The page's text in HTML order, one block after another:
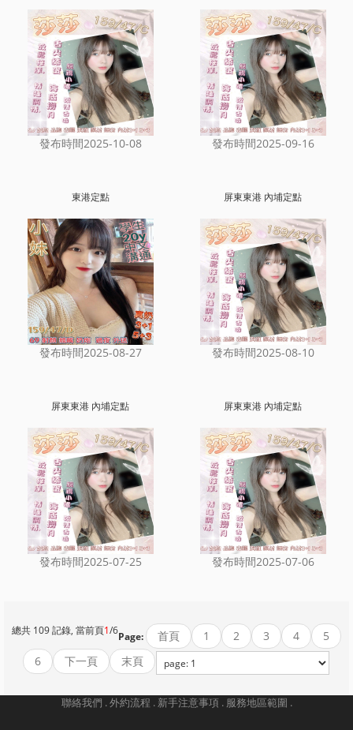
發布時間2025-10-08 發布時間2025-09-16
東港定點
發布時間2025-08-27
屏東東港 內埔定點
發布時間2025-08-10
屏東東港 內埔定點
發布時間2025-07-25
屏東東港 內埔定點
發布時間2025-07-06
Page:
總共 109 記錄, 當前頁1/6 首頁 1 2 3 4
5
6
下一頁 末頁
聯絡我們 .外約流程 . 新手注意事項 . 服務地區範圍 .